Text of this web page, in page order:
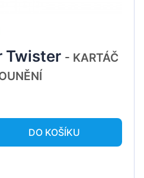
Twister - KARTÁČ
DO KOŠÍKU